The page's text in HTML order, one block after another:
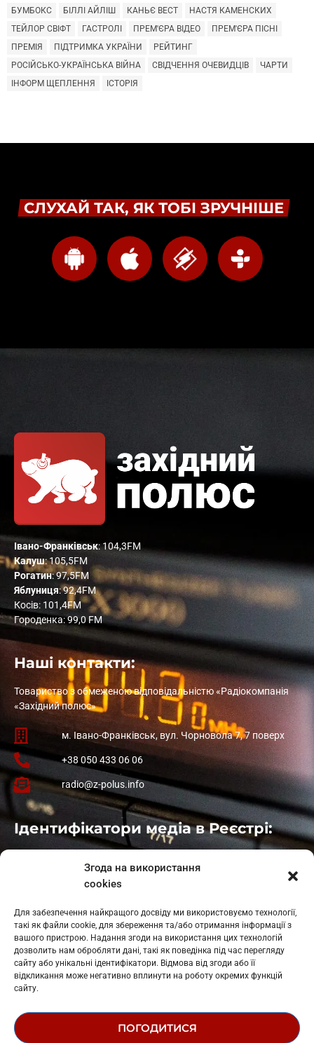
Згода на використання
cookies
Для забезпечення найкращого досвіду ми використовуємо технології,
такі як файли cookie, для збереження та/або отримання інформації з
вашого пристрою. Надання згоди на використання цих технологій
дозволить нам обробляти дані, такі як поведінка під час перегляду
сайту або унікальні ідентифікатори. Відмова від згоди або її
відкликання може негативно вплинути на роботу окремих функцій
сайту.
ПОГОДИТИСЯ
БУМБОКС
БІЛЛІ АЙЛІШ КАНЬЄ ВЕСТ
НАСТЯ КАМЕНСКИХ
ТЕЙЛОР СВІФТ
ГАСТРОЛІ ПРЕМ'ЄРА ВІДЕО
ПРЕМ'ЄРА ПІСНІ
ПРЕМІЯ
ПІДТРИМКА УКРАЇНИ
РЕЙТИНГ
РОСІЙСЬКО-УКРАЇНСЬКА ВІЙНА
СВІДЧЕННЯ ОЧЕВИДЦІВ
ЧАРТИ
ІНФОРМ ЩЕПЛЕННЯ
ІСТОРІЯ
СЛУХАЙ ТАК, ЯК ТОБІ ЗРУЧНІШЕ
Івано-Франківськ: 104,3FM
Калуш: 105,5FM
Рогатин: 97,5FM
Яблуниця: 92,4FM
Косів: 101,4FM
Городенка: 99,0 FM
Наші контакти:
Товариство з обмеженою відповідальністю «Радіокомпанія
«Західний полюс»
м. Івано-Франківськ, вул. Чорновола 7, 7 поверх
+38 050 433 06 06
radio@z-polus.info
Ідентифікатори медіа в Реєстрі:
: L11-01410
: L11-01801
Косів: L11-01805
Гарасимів: L11-02274